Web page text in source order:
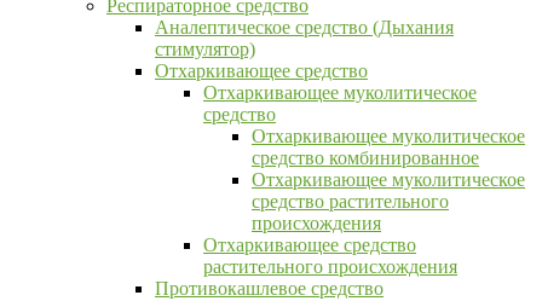
Респираторное средство
Аналептическое средство (Дыхания
стимулятор)
Отхаркивающее средство
Отхаркивающее муколитическое
средство
Отхаркивающее муколитическое
средство комбинированное
Отхаркивающее муколитическое
средство растительного
происхождения
Отхаркивающее средство
растительного происхождения
Противокашлевое средство